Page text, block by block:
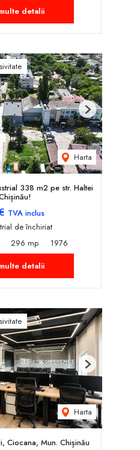
detalii
Harta
Next
338 m2 pe str. Haltei
TVA inclus
de închiriat
296 mp
1976
detalii
Harta
Next
Ciocana, Mun. Chișinău